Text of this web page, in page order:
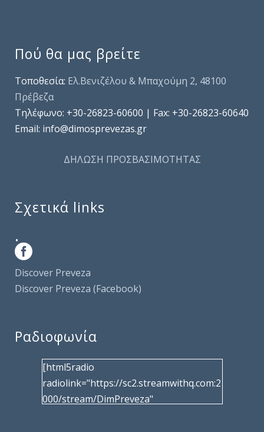
Πού θα μας βρείτε
Τοποθεσία: Ελ.Βενιζέλου & Μπαχούμη 2, 48100
Πρέβεζα
Τηλέφωνo: +30-26823-60600 | Fax: +30-26823-60640
Email: info@dimosprevezas.gr
ΔΗΛΩΣΗ ΠΡΟΣΒΑΣΙΜΟΤΗΤΑΣ
Σχετικά links
.
Discover Preveza
Discover Preveza (Facebook)
Ραδιοφωνία
[html5radio
radiolink="https://sc2.streamwithq.com:2
000/stream/DimPreveza"